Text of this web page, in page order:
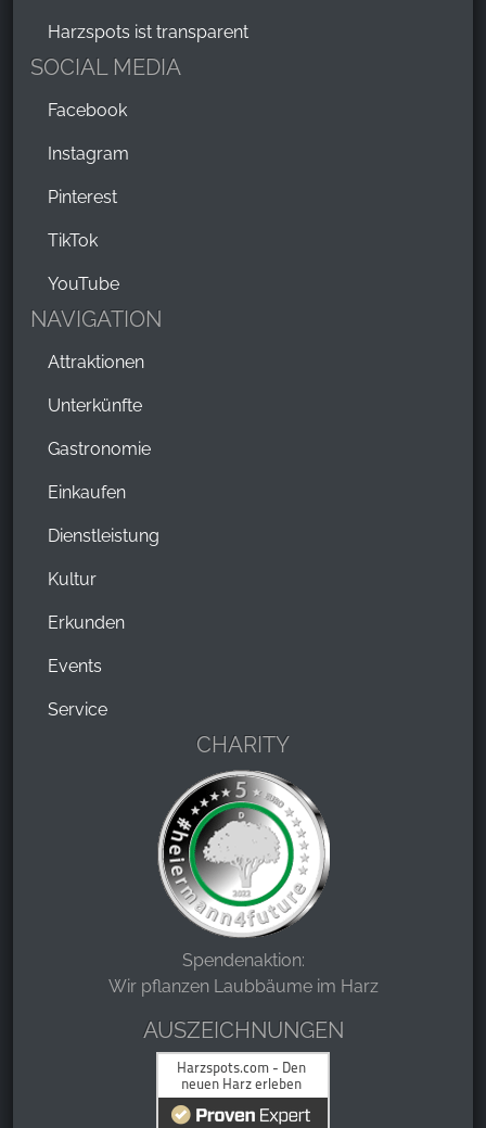
Harzspots ist transparent
SOCIAL MEDIA
Facebook
Instagram
Pinterest
TikTok
YouTube
NAVIGATION
Attraktionen
Unterkünfte
Gastronomie
Einkaufen
Dienstleistung
Kultur
Erkunden
Events
Service
CHARITY
Spendenaktion:
Wir pflanzen Laubbäume im Harz
AUSZEICHNUNGEN